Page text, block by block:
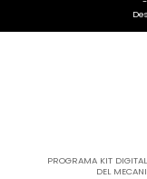
PROGRAMA KIT
DEL